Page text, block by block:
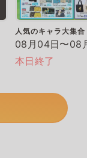
人気のキャラ大集
08月04日〜08
本日終了